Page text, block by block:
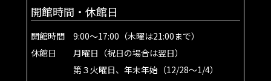
開館時間・休館日
開館時間 9:00～17:00（木曜は21:00まで）
休館日 月曜日（祝日の場合は翌日）
第３火曜日、年末年始（12/28～1/4）